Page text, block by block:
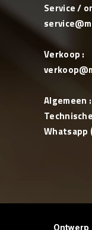
Service /
Verkoop :
Algemeen
Whatsapp